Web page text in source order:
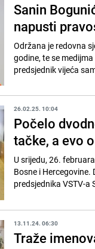
Sanin
napusti
Održana je redovna
godine, te se
predsjednik vijeća
26.02.25. 10:04
Počelo
tačke, a evo
U srijedu, 26.
Bosne i
predsjednika VSTV-a
13.11.24. 06:30
Traže